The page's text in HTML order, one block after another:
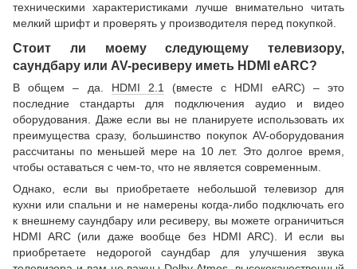
техническими характеристиками лучше внимательно читать
мелкий шрифт и проверять у производителя перед покупкой.
Стоит ли моему следующему телевизору,
саундбару или AV-ресиверу иметь HDMI eARC?
В общем – да. HDMI 2.1
(вместе с HDMI eARC) – это
последние стандарты для подключения аудио и видео
оборудования. Даже если вы не планируете использовать их
преимущества сразу, большинство покупок AV-оборудования
рассчитаны по меньшей мере на 10 лет. Это долгое время,
чтобы оставаться с чем-то, что не является современным.
Однако, если вы приобретаете небольшой телевизор для
кухни или спальни и не намерены когда-либо подключать его
к внешнему саундбару или ресиверу, вы можете ограничиться
HDMI ARC (или даже вообще без HDMI ARC). И если вы
приобретаете недорогой саундбар для улучшения звука